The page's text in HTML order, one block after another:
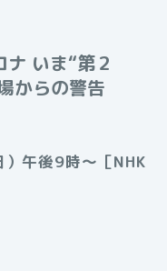
いま“第２
からの警告
午後9時～［NHK